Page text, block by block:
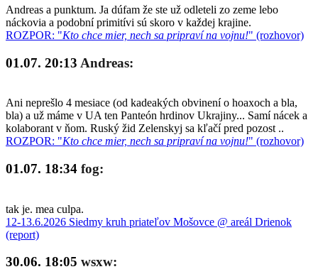
Andreas a punktum. Ja dúfam že ste už odleteli zo zeme lebo
náckovia a podobní primitívi sú skoro v každej krajine.
ROZPOR: "Kto chce mier, nech sa pripraví na vojnu!" (rozhovor)
01.07. 20:13 Andreas:
Ani neprešlo 4 mesiace (od kadeakých obvinení o hoaxoch a bla,
bla) a už máme v UA ten Panteón hrdinov Ukrajiny... Samí nácek a
kolaborant v ňom. Ruský žid Zelenskyj sa kľačí pred pozost ..
ROZPOR: "Kto chce mier, nech sa pripraví na vojnu!" (rozhovor)
01.07. 18:34 fog:
tak je. mea culpa.
12-13.6.2026 Siedmy kruh priateľov Mošovce @ areál Drienok
(report)
30.06. 18:05 wsxw: